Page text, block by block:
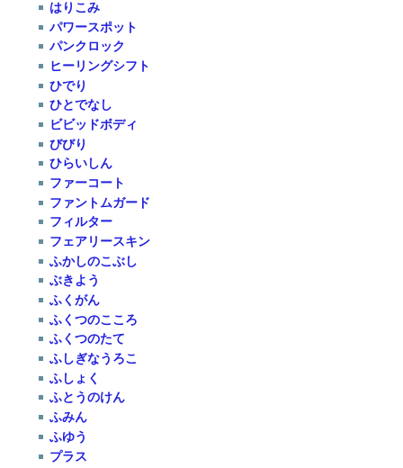
はりこみ
パワースポット
パンクロック
ヒーリングシフト
ひでり
ひとでなし
ビビッドボディ
びびり
ひらいしん
ファーコート
ファントムガード
フィルター
フェアリースキン
ふかしのこぶし
ぶきよう
ふくがん
ふくつのこころ
ふくつのたて
ふしぎなうろこ
ふしょく
ふとうのけん
ふみん
ふゆう
プラス